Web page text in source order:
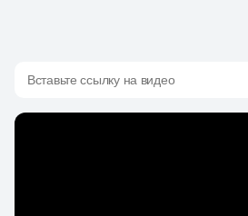
Вставьте ссылку на видео